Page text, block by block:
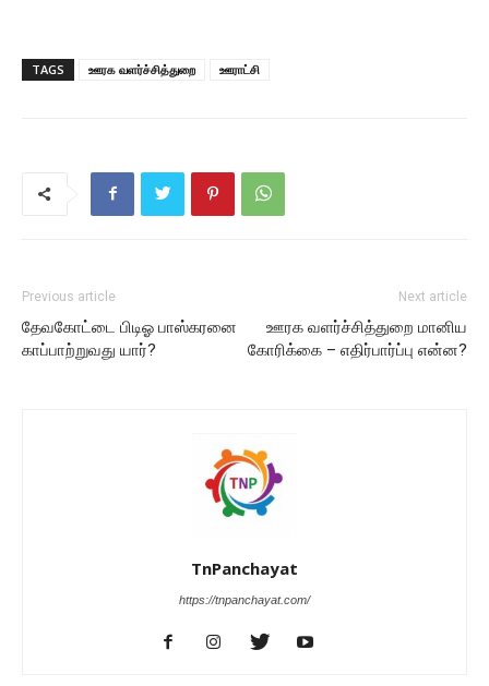
TAGS ஊரக வளர்ச்சித்துறை ஊராட்சி
Previous article
தேவகோட்டை பிடிஓ பாஸ்கரனை
காப்பாற்றுவது யார்?
Next article
ஊரக வளர்ச்சித்துறை மானிய
கோரிக்கை – எதிர்பார்ப்பு என்ன?
TnPanchayat
https://tnpanchayat.com/